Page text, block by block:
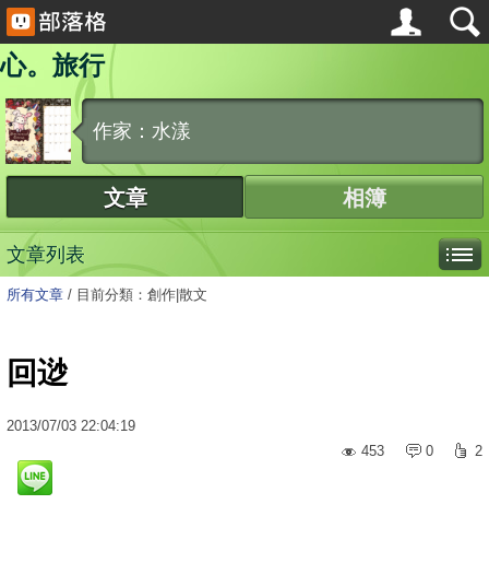
心。旅行
作家：水漾
文章 相簿
文章列表
所有文章 / 目前分類：創作|散文
回逤
2013/07/03 22:04:19
453
0 2